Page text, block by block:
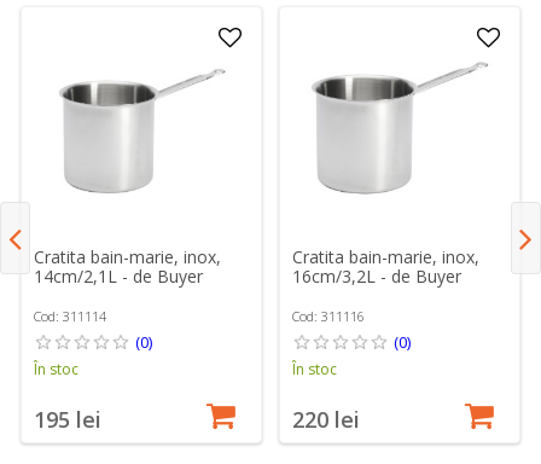
Cratita bain-marie, inox,
14cm/2,1L - de Buyer
Cod: 311114
(0)
În stoc
195 lei
Cratita bain-marie, inox,
16cm/3,2L - de Buyer
Cod: 311116
(0)
În stoc
220 lei